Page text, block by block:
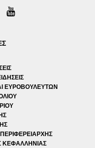
ΕΥΡΟΒΟΥΛΕΥΤΩΝ
ΚΕΦΑΛΛΗΝΙΑΣ